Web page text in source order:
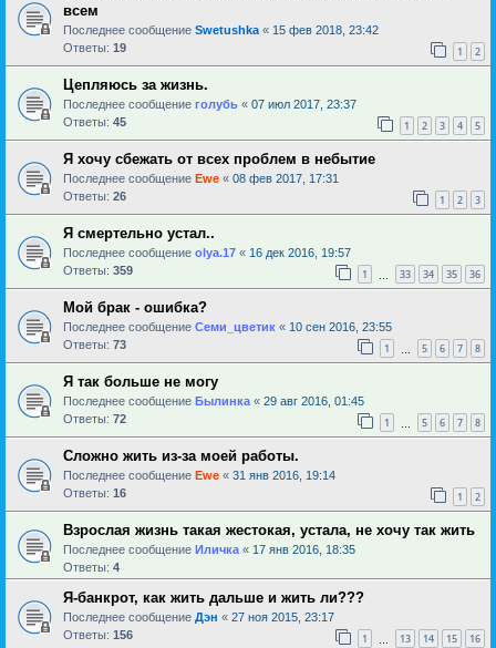
всем
Последнее сообщение Swetushka « 15 фев 2018, 23:42
Ответы: 19 1 2
Цепляюсь за жизнь.
Последнее сообщение голубь « 07 июл 2017, 23:37
Ответы: 45 1 2 3 4 5
Я хочу сбежать от всех проблем в небытие
Последнее сообщение Ewe « 08 фев 2017, 17:31
Ответы: 26 1 2 3
Я смертельно устал..
Последнее сообщение olya.17 « 16 дек 2016, 19:57
Ответы: 359 1 33 34 35 36
Мой брак - ошибка?
Последнее сообщение Семи_цветик « 10 сен 2016, 23:55
Ответы: 73 1 5 6 7 8
Я так больше не могу
Последнее сообщение Былинка « 29 авг 2016, 01:45
Ответы: 72 1 5 6 7 8
Сложно жить из-за моей работы.
Последнее сообщение Ewe « 31 янв 2016, 19:14
Ответы: 16 1 2
Взрослая жизнь такая жестокая, устала, не хочу так жить
Последнее сообщение Иличка « 17 янв 2016, 18:35
Ответы: 4
Я-банкрот, как жить дальше и жить ли???
Последнее сообщение Дэн « 27 ноя 2015, 23:17
Ответы: 156 1 13 14 15 16